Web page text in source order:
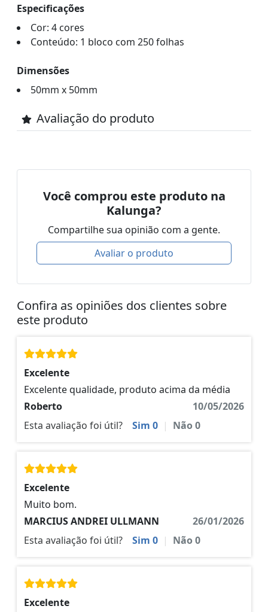
Especificações
Cor: 4 cores
Conteúdo: 1 bloco com 250 folhas
Dimensões
50mm x 50mm
Avaliação do produto
Você comprou este produto na
Kalunga?
Compartilhe sua opinião com a gente.
Avaliar o produto
Confira as opiniões dos clientes sobre
este produto
Excelente
Excelente qualidade, produto acima da média
Roberto
10/05/2026
Esta avaliação foi útil?
Sim 0 | Não0
Excelente
Muito bom.
MARCIUS ANDREI ULLMANN
26/01/2026
Esta avaliação foi útil?
Sim 0 | Não0
Excelente